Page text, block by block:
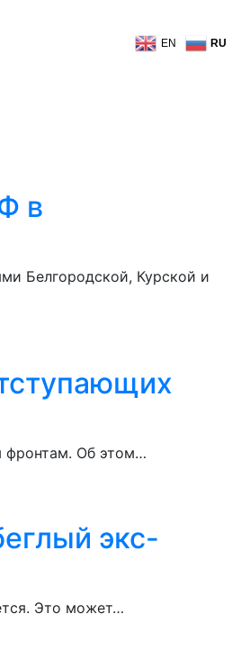
EN RU
в
Белгородской, Курской и
фронтам. Об этом…
экс-
Это может…